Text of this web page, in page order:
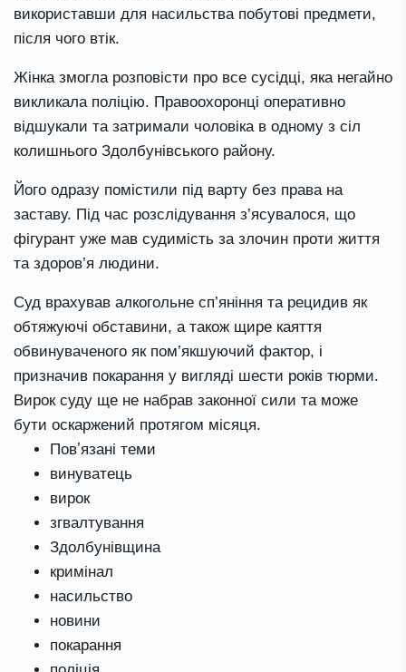
використавши для насильства побутові предмети,
після чого втік.
Жінка змогла розповісти про все сусідці, яка негайно
викликала поліцію. Правоохоронці оперативно
відшукали та затримали чоловіка в одному з сіл
колишнього Здолбунівського району.
Його одразу помістили під варту без права на
заставу. Під час розслідування з’ясувалося, що
фігурант уже мав судимість за злочин проти життя
та здоров’я людини.
Суд врахував алкогольне сп’яніння та рецидив як
обтяжуючі обставини, а також щире каяття
обвинуваченого як пом’якшуючий фактор, і
призначив покарання у вигляді шести років тюрми.
Вирок суду ще не набрав законної сили та може
бути оскаржений протягом місяця.
Повʼязані теми
винуватець
вирок
згвалтування
Здолбунівщина
кримінал
насильство
новини
покарання